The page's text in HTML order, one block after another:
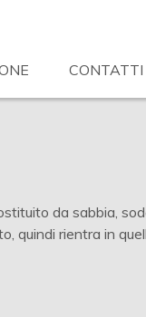
CONTATTI
da sabbia,
quindi rientra in